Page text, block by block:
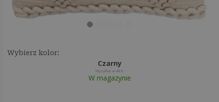
Wybierz kolor:
Czarny
Wysyłka w 48h
W magazynie